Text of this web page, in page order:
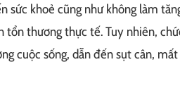
sức khoẻ cũng như không làm
tổn thương thực tế. Tuy nhiên,
cuộc sống, dẫn đến sụt cân,